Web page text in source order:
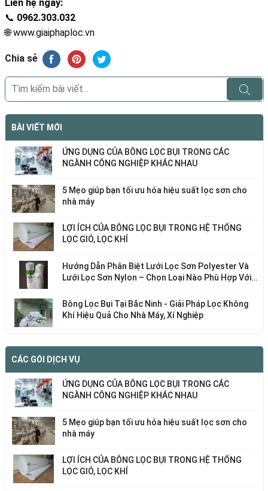
Liên hệ ngay:
📞 0962.303.032
🌐www.giaiphaploc.vn
Chia sẻ
BÀI VIẾT MỚI
ỨNG DỤNG CỦA BÔNG LỌC BỤI TRONG CÁC
NGÀNH CÔNG NGHIỆP KHÁC NHAU
5 Mẹo giúp bạn tối ưu hóa hiệu suất lọc sơn cho
nhà máy
LỢI ÍCH CỦA BÔNG LỌC BỤI TRONG HỆ THỐNG
LỌC GIÓ, LỌC KHÍ
Hướng Dẫn Phân Biệt Lưới Lọc Sơn Polyester Và
Lưới Lọc Sơn Nylon – Chọn Loại Nào Phù Hợp Với
Bông Lọc Bụi Tại Bắc Ninh - Giải Pháp Lọc Không
Khí Hiệu Quả Cho Nhà Máy, Xí Nghiệp
CÁC GÓI DỊCH VỤ
ỨNG DỤNG CỦA BÔNG LỌC BỤI TRONG CÁC
NGÀNH CÔNG NGHIỆP KHÁC NHAU
5 Mẹo giúp bạn tối ưu hóa hiệu suất lọc sơn cho
nhà máy
LỢI ÍCH CỦA BÔNG LỌC BỤI TRONG HỆ THỐNG
LỌC GIÓ, LỌC KHÍ